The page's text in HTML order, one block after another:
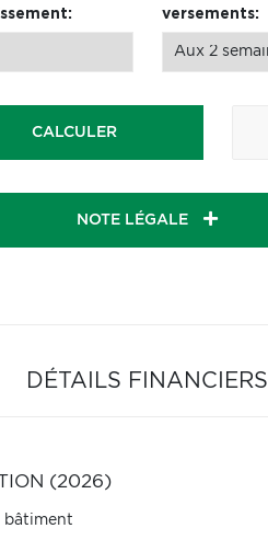
versements:
CALCULER
NOTE LÉGALE
DÉTAILS FINANCIERS
(2026)
bâtiment